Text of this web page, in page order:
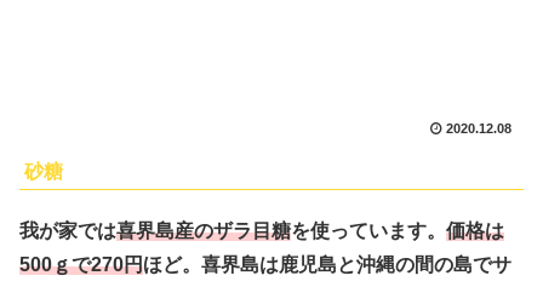
2020.12.08
砂糖
我が家では喜界島産のザラ目糖を使っています。 価格は
500ｇで270円ほど。喜界島は鹿児島と沖縄の間の島でサ